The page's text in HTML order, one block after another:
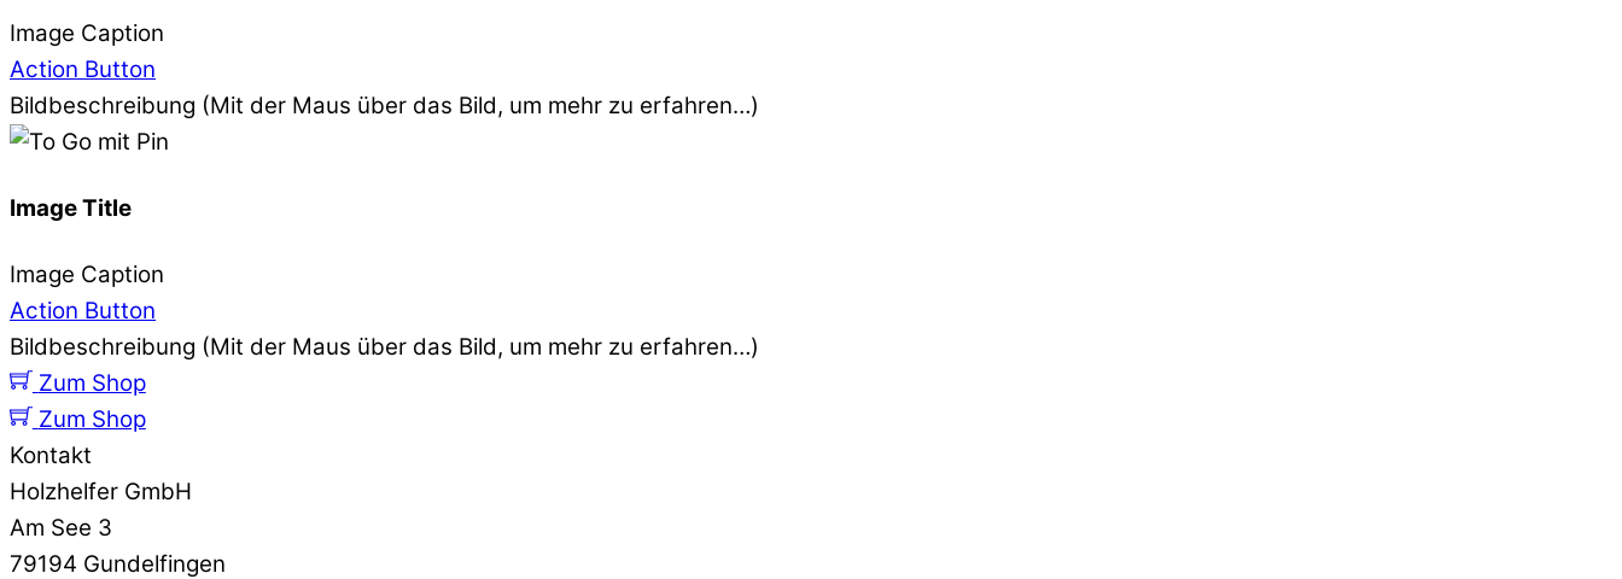
Image Caption
Action Button
Bildbeschreibung (Mit der Maus über das Bild, um mehr zu erfahren…)
Image Title
Image Caption
Action Button
Bildbeschreibung (Mit der Maus über das Bild, um mehr zu erfahren…)
Zum Shop
Zum Shop
Kontakt
Holzhelfer GmbH
Am See 3
79194 Gundelfingen